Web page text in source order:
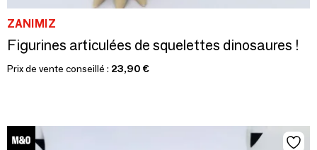
ZANIMIZ
Figurines articulées de squelettes dinosaures !
Prix de vente conseillé : 23,90 €